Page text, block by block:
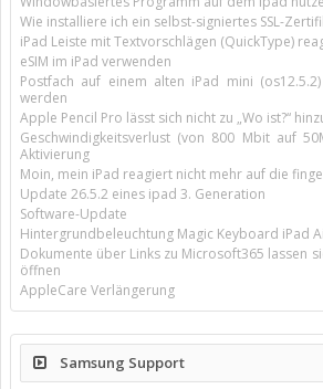
Wie installiere ich ein selbst-signiertes SSL-
iPad Leiste mit Textvorschlägen (QuickType)
eSIM im iPad verwenden
Postfach auf einem alten iPad mini
werden
Apple Pencil Pro lässt sich nicht zu „Wo ist?“
Geschwindigkeitsverlust (von 800 Mbit auf
Aktivierung
Moin, mein iPad reagiert nicht mehr auf die
Update 26.5.2 eines ipad 3. Generation
Software-Update
Hintergrundbeleuchtung Magic Keyboard iPad
Dokumente über Links zu Microsoft365 lassen
öffnen
AppleCare Verlängerung
Samsung Support